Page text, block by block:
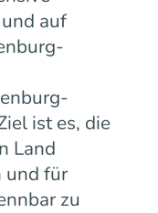
auf
ist es, die
Land
und für
zu